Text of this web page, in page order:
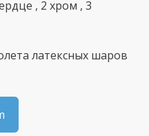
, 2 хром , 3
латексных шаров